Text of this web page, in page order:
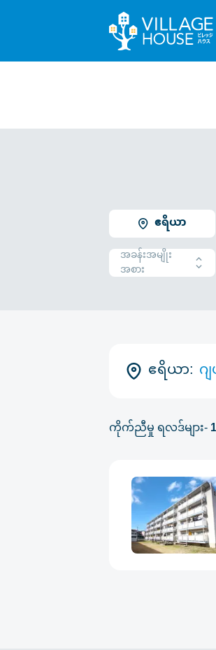
ဧရိယာ
အခန်းအမျိုး
အစား
ဧရိယာ: ဂ
ကိုက်ညီမှု ရလဒ်များ-1